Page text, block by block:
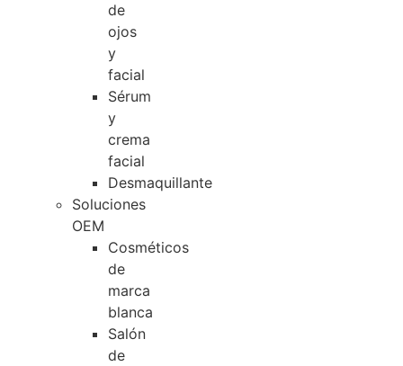
de
ojos
y
facial
Sérum
y
crema
facial
Desmaquillante
Soluciones
OEM
Cosméticos
de
marca
blanca
Salón
de